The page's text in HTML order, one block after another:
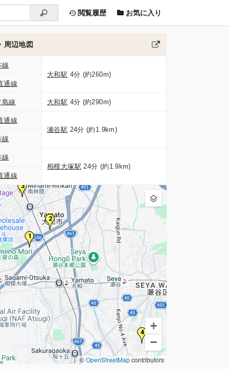
閲覧履歴 お気に入り
周辺地図
線
大和駅 4分 (約260m)
通線
島線 大和駅 4分 (約290m)
通線
瀬谷駅 24分 (約1.9km)
線
線
相模大塚駅 24分 (約1.9km)
通線
1
2
3
4
+
−
©OpenStreetMapcontributors